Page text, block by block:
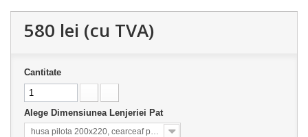
580 lei (cu TVA)
Cantitate
Alege Dimensiunea Lenjeriei Pat
husa pilota 200x220, cearceaf pat 240x260